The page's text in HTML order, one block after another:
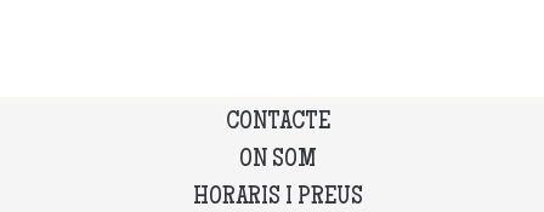
CONTACTE
ON SOM
HORARIS I PREUS